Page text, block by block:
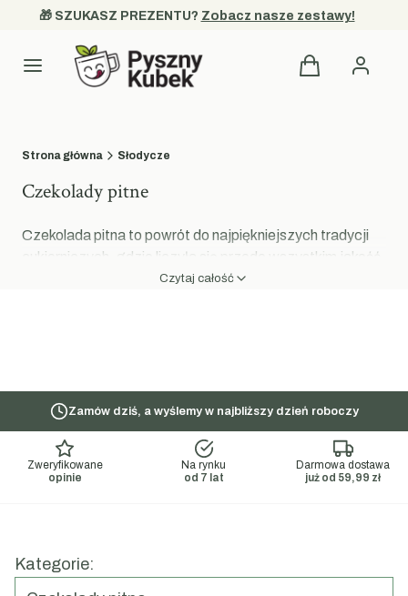
🎁 SZUKASZ PREZENTU? Zobacz nasze zestawy!
Kategorie Produkty w
Strona główna Słodycze
Czekolady pitne
Czekolada pitna to powrót do najpiękniejszych tradycji
cukierniczych, gdzie liczyła się przede wszystkim jakość
surowca oraz głębia doznań sensorycznych. Kolekcja
zaciszu pozwolić Ci na przygotowanie napoju godnego
najlepszych kawiarni. Oferujemy wybór między
szlachetną czekoladą gorzką, delikatnie mleczną oraz
intrygującymi wariantami z dodatkami owocowymi, które
wspólnie tworzą bazę dla najbardziej wykwintnych
Czytaj całość
Zamów dziś, a wyślemy w najbliższy dzień roboczy
Zweryfikowane
opinie
Na rynku
od 7 lat
Darmowa dostawa
już od 59,99 zł
Kategorie: